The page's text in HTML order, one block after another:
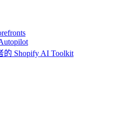
的 Shopify AI Toolkit